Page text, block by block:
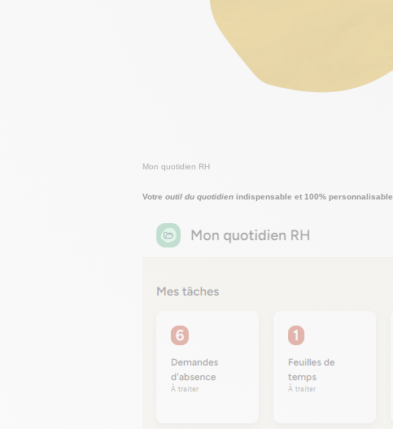
Mon quotidien RH
Votre outil du quotidien indispensable et 100% personnalisable